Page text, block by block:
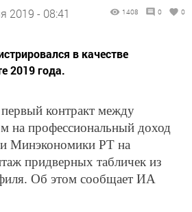
2019 - 08:41 1408 0 0
в качестве
2019 года.
контракт между
на профессиональный доход
Минэкономики РТ на
придверных табличек из
Об этом сообщает ИА